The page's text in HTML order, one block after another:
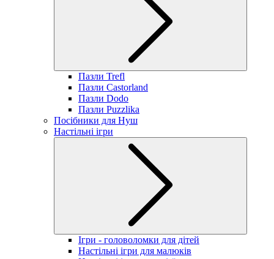
Пазли Trefl
Пазли Castorland
Пазли Dodo
Пазли Puzzlika
Посібники для Нуш
Настільні ігри
Ігри - головоломки для дітей
Настільні ігри для малюків